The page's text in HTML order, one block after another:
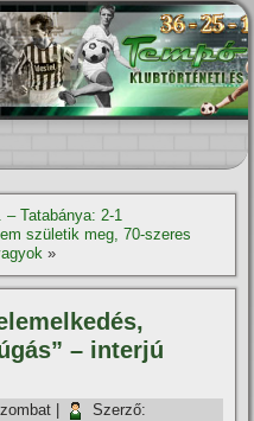
Tatabánya: 2-1
születik meg, 70-szeres
»
– interjú
Szerző: